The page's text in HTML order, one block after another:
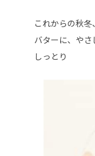
これからの秋
バターに、や
しっとり